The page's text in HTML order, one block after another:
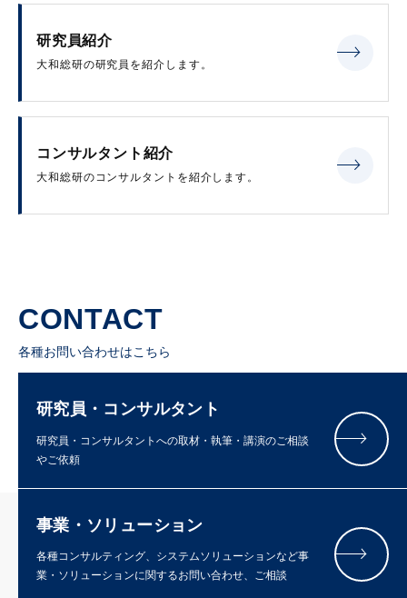
研究員紹介
大和総研の研究員を紹介します。
コンサルタント紹介
大和総研のコンサルタントを紹介します。
CONTACT
各種お問い合わせはこちら
研究員・コンサルタント
研究員・コンサルタントへの取材・執筆・講演のご相談
やご依頼
事業・ソリューション
各種コンサルティング、システムソリューションなど事
業・ソリューションに関するお問い合わせ、ご相談